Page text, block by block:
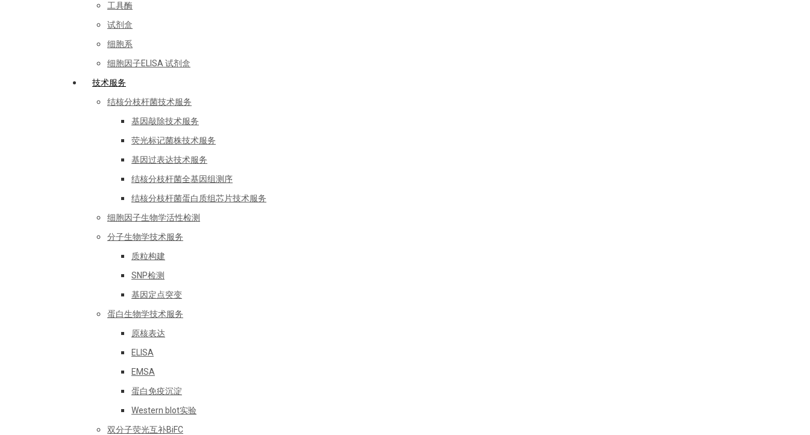
工具酶
试剂盒
细胞系
细胞因子ELISA 试剂盒
技术服务
结核分枝杆菌技术服务
基因敲除技术服务
荧光标记菌株技术服务
基因过表达技术服务
结核分枝杆菌全基因组测序
结核分枝杆菌蛋白质组芯片技术服务
细胞因子生物学活性检测
分子生物学技术服务
质粒构建
SNP检测
基因定点突变
蛋白生物学技术服务
原核表达
ELISA
EMSA
蛋白免疫沉淀
Western blot实验
双分子荧光互补BiFC